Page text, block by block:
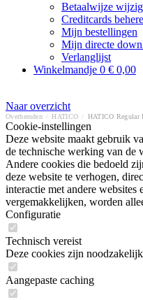
Betaalwijze
Creditcards
Mijn bestellingen
Mijn directe
Verlanglijst
Winkelmandje 0 € 0,00
Naar overzicht
Overhemden HATICO HATICO Regular
Cookie-instellingen
Deze website maakt gebruik
de technische werking van de
Andere cookies die bedoeld
deze website te verhogen,
interactie met andere websites
vergemakkelijken, worden
Configuratie
Technisch vereist
Deze cookies zijn
Aangepaste caching